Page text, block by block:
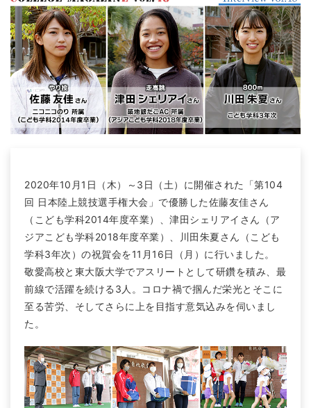
2020年10月1日（木）～3日（土）に開催された「第104
回 日本陸上競技選手権大会」で優勝した佐藤友佳さん
（こども学科2014年度卒業）、津田シェリアイさん（ア
ジアこども学科2018年度卒業）、川田朱夏さん（こども
学科3年次）の祝賀会を11月16日（月）に行いました。
敬愛高校と東大阪大学でアスリートとして研鑽を積み、最
前線で活躍を続ける3人。コロナ禍で掴んだ栄光とそこに
至る苦労、そしてさらに上を目指す意気込みを伺いまし
た。